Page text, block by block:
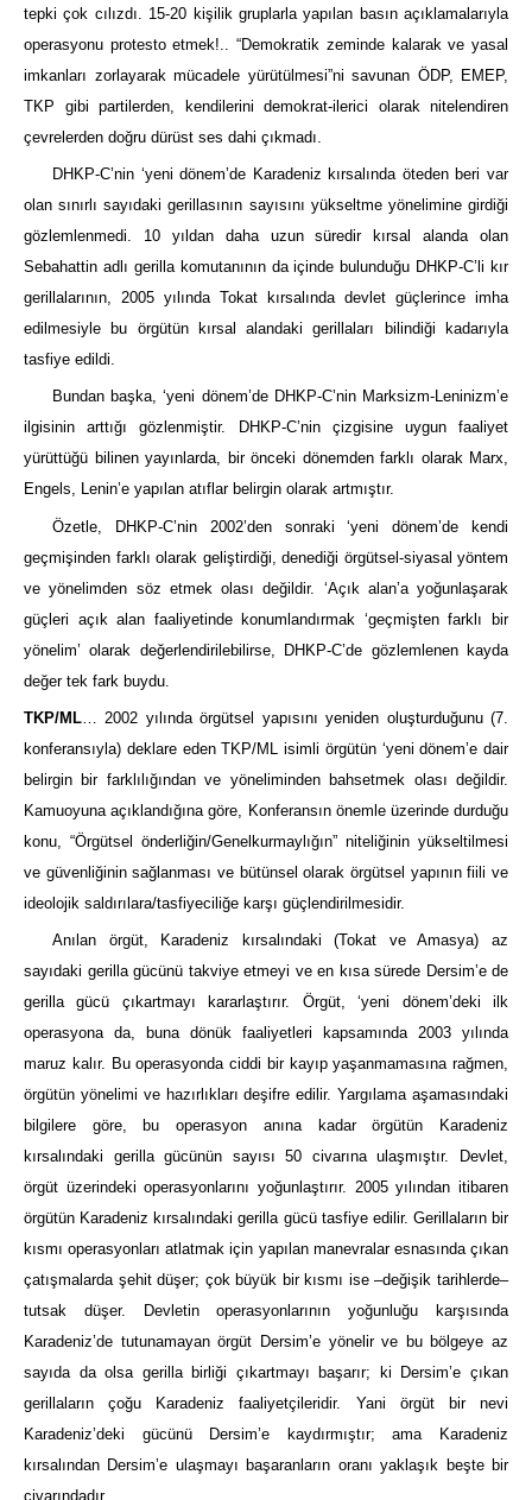
tepki çok cılızdı. 15-20 kişilik gruplarla yapılan basın açıklamalarıyla
operasyonu protesto etmek!.. “Demokratik zeminde kalarak ve yasal
imkanları zorlayarak mücadele yürütülmesi”ni savunan ÖDP, EMEP,
TKP gibi partilerden, kendilerini demokrat-ilerici olarak nitelendiren
çevrelerden doğru dürüst ses dahi çıkmadı.
DHKP-C’nin ‘yeni dönem’de Karadeniz kırsalında öteden beri var
olan sınırlı sayıdaki gerillasının sayısını yükseltme yönelimine girdiği
gözlemlenmedi. 10 yıldan daha uzun süredir kırsal alanda olan
Sebahattin adlı gerilla komutanının da içinde bulunduğu DHKP-C’li kır
gerillalarının, 2005 yılında Tokat kırsalında devlet güçlerince imha
edilmesiyle bu örgütün kırsal alandaki gerillaları bilindiği kadarıyla
tasfiye edildi.
Bundan başka, ‘yeni dönem’de DHKP-C’nin Marksizm-Leninizm’e
ilgisinin arttığı gözlenmiştir. DHKP-C’nin çizgisine uygun faaliyet
yürüttüğü bilinen yayınlarda, bir önceki dönemden farklı olarak Marx,
Engels, Lenin’e yapılan atıflar belirgin olarak artmıştır.
Özetle, DHKP-C’nin 2002’den sonraki ‘yeni dönem’de kendi
geçmişinden farklı olarak geliştirdiği, denediği örgütsel-siyasal yöntem
ve yönelimden söz etmek olası değildir. ‘Açık alan’a yoğunlaşarak
güçleri açık alan faaliyetinde konumlandırmak ‘geçmişten farklı bir
yönelim’ olarak değerlendirilebilirse, DHKP-C’de gözlemlenen kayda
değer tek fark buydu.
TKP/ML … 2002 yılında örgütsel yapısını yeniden oluşturduğunu (7.
konferansıyla) deklare eden TKP/ML isimli örgütün ‘yeni dönem’e dair
belirgin bir farklılığından ve yöneliminden bahsetmek olası değildir.
Kamuoyuna açıklandığına göre, Konferansın önemle üzerinde durduğu
konu, “Örgütsel önderliğin/Genelkurmaylığın” niteliğinin yükseltilmesi
ve güvenliğinin sağlanması ve bütünsel olarak örgütsel yapının fiili ve
ideolojik saldırılara/tasfiyeciliğe karşı güçlendirilmesidir.
Anılan örgüt, Karadeniz kırsalındaki (Tokat ve Amasya) az
sayıdaki gerilla gücünü takviye etmeyi ve en kısa sürede Dersim’e de
gerilla gücü çıkartmayı kararlaştırır. Örgüt, ‘yeni dönem’deki ilk
operasyona da, buna dönük faaliyetleri kapsamında 2003 yılında
maruz kalır. Bu operasyonda ciddi bir kayıp yaşanmamasına rağmen,
örgütün yönelimi ve hazırlıkları deşifre edilir. Yargılama aşamasındaki
bilgilere göre, bu operasyon anına kadar örgütün Karadeniz
kırsalındaki gerilla gücünün sayısı 50 civarına ulaşmıştır. Devlet,
örgüt üzerindeki operasyonlarını yoğunlaştırır. 2005 yılından itibaren
örgütün Karadeniz kırsalındaki gerilla gücü tasfiye edilir. Gerillaların bir
kısmı operasyonları atlatmak için yapılan manevralar esnasında çıkan
çatışmalarda şehit düşer; çok büyük bir kısmı ise –değişik tarihlerde–
tutsak düşer. Devletin operasyonlarının yoğunluğu karşısında
Karadeniz’de tutunamayan örgüt Dersim’e yönelir ve bu bölgeye az
sayıda da olsa gerilla birliği çıkartmayı başarır; ki Dersim’e çıkan
gerillaların çoğu Karadeniz faaliyetçileridir. Yani örgüt bir nevi
Karadeniz’deki gücünü Dersim’e kaydırmıştır; ama Karadeniz
kırsalından Dersim’e ulaşmayı başaranların oranı yaklaşık beşte bir
civarındadır.